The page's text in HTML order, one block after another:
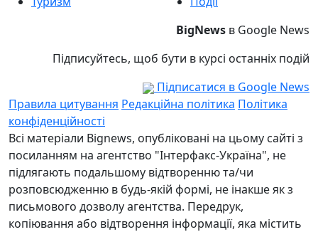
BigNews в Google News
Підписуйтесь, щоб бути в курсі останніх подій
Підписатися в Google News
Правила цитування Редакційна політика Політика
конфіденційності
Всі матеріали Bignews, опубліковані на цьому сайті з
посиланням на агентство "Інтерфакс-Україна", не
підлягають подальшому відтворенню та/чи
розповсюдженню в будь-якій формі, не інакше як з
письмового дозволу агентства. Передрук,
копіювання або відтворення інформації, яка містить